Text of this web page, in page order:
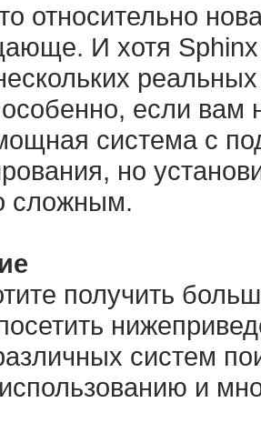
относительно
И хотя Sphinx
реальных
если вам
система с
но
сложным.
получить
систем
и